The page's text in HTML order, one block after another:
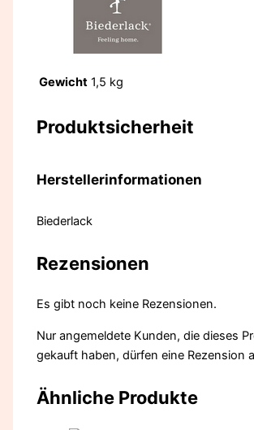
Gewicht 1,5 kg
Produktsicherheit
Herstellerinformationen
Biederlack
Rezensionen
Es gibt noch keine Rezensionen.
Nur angemeldete Kunden, die dieses
gekauft haben, dürfen eine Rezension
Ähnliche Produkte